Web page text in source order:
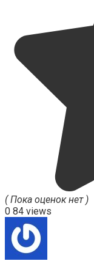
( Пока оценок нет )
0 84 views